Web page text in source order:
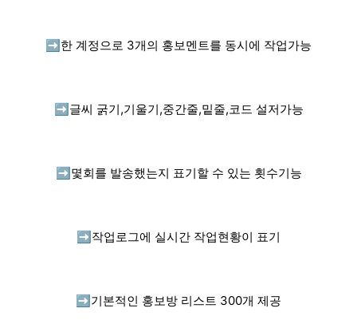
➡️ 한 계정으로 3개의 홍보멘트를 동시에 작업가능
➡️ 글씨 굵기,기울기,중간줄,밑줄,코드 설저가능
➡️ 몇회를 발송했는지 표기할 수 있는 횟수기능
➡️ 작업로그에 실시간 작업현황이 표기
➡️ 기본적인 홍보방 리스트 300개 제공